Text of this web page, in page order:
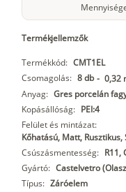
Termékjellemzők
Termékkód: CMT1EL
Csomagolás: 8 db - 0,32
Anyag: Gres porcelán
Kopásállóság: PEI:4
Felület és mintázat:
Kőhatású, Matt,
Csúszásmentesség: R11,
Gyártó: Castelvetro
Típus: Záróelem